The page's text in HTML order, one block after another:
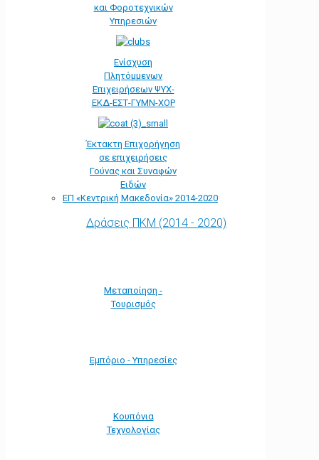
και Φοροτεχνικών
Υπηρεσιών
Ενίσχυση
Πλητόμμενων
Επιχειρήσεων ΨΥΧ-
ΕΚΔ-ΕΣΤ-ΓΥΜΝ-ΧΟΡ
Έκτακτη Επιχορήγηση
σε επιχειρήσεις
Γούνας και Συναφών
Ειδών
ΕΠ «Kεντρική Μακεδονία» 2014-2020
Δράσεις ΠΚΜ (2014 - 2020)
Μεταποίηση -
Τουρισμός
Εμπόριο - Υπηρεσίες
Κουπόνια
Τεχνολογίας